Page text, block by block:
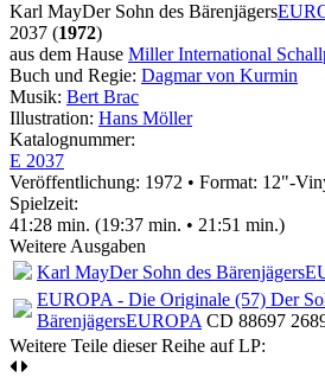
Karl MayDer Sohn des Bärenjägers
2037 (1972)
aus dem Hause Miller International
Buch und Regie: Dagmar von Kurmin
Musik: Bert Brac
Illustration: Hans Möller
Katalognummer:
E 2037
Veröffentlichung: 1972 • Format: 12"-
Spielzeit:
41:28 min. (19:37 min. • 21:51 min.)
Weitere Ausgaben
Karl MayDer Sohn des Bärenjägers
EUROPA - Die Originale (57) Der
BärenjägersEUROPA CD 88697
Weitere Teile dieser Reihe auf LP: